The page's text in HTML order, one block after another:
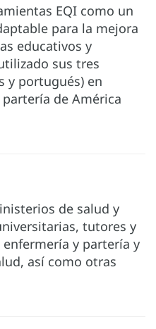
EQI como un
para la mejora
educativos y
sus tres
y portugués) en
de América
de salud y
tutores y
y partería y
así como otras